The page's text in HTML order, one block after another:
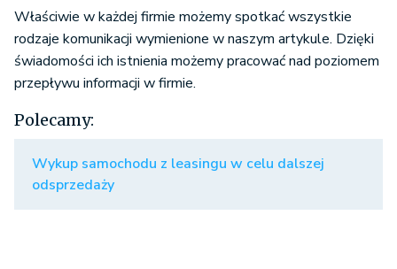
Właściwie w każdej firmie możemy spotkać wszystkie
rodzaje komunikacji wymienione w naszym artykule. Dzięki
świadomości ich istnienia możemy pracować nad poziomem
przepływu informacji w firmie.
Polecamy:
Wykup samochodu z leasingu w celu dalszej
odsprzedaży